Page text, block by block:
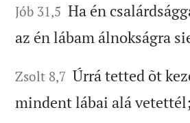
Jób 31,5 Ha én
az én lábam álnokságra
Zsolt 8,7 Úrrá tetted õt
mindent lábai alá vetettél;